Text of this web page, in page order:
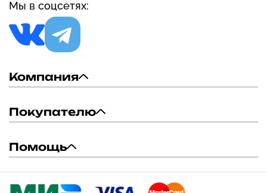
Мы в соцсетях:
Компания
Покупателю
Помощь